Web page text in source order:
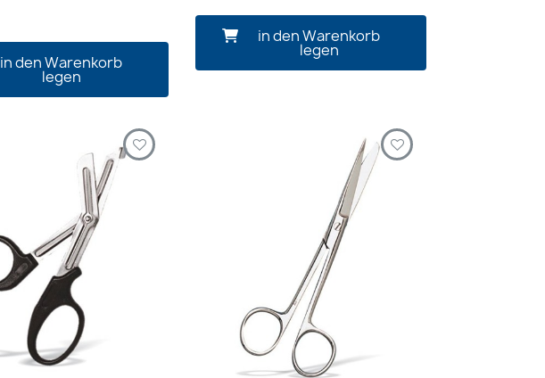
in den Warenkorb
legen
in den Warenkorb
legen